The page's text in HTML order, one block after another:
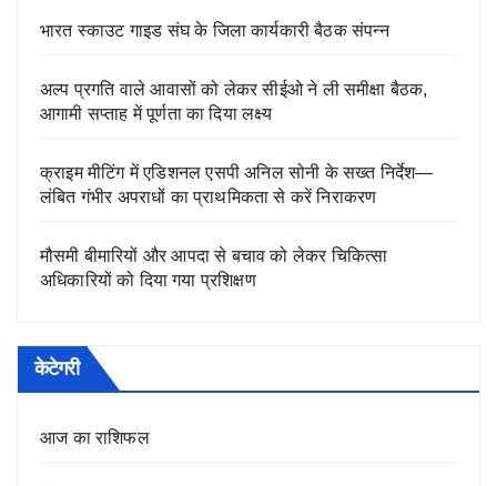
भारत स्काउट गाइड संघ के जिला कार्यकारी बैठक संपन्न
अल्प प्रगति वाले आवासों को लेकर सीईओ ने ली समीक्षा बैठक,
आगामी सप्ताह में पूर्णता का दिया लक्ष्य
क्राइम मीटिंग में एडिशनल एसपी अनिल सोनी के सख्त निर्देश—
लंबित गंभीर अपराधों का प्राथमिकता से करें निराकरण
मौसमी बीमारियों और आपदा से बचाव को लेकर चिकित्सा
अधिकारियों को दिया गया प्रशिक्षण
केटेगरी
आज का राशिफल